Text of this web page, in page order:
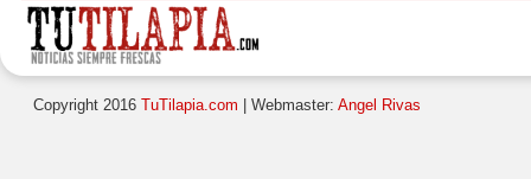
Copyright 2016 TuTilapia.com | Webmaster: Angel Rivas